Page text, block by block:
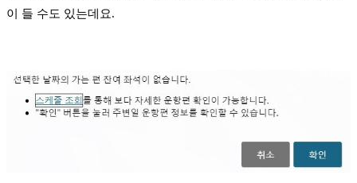
이 들 수도 있는데요.